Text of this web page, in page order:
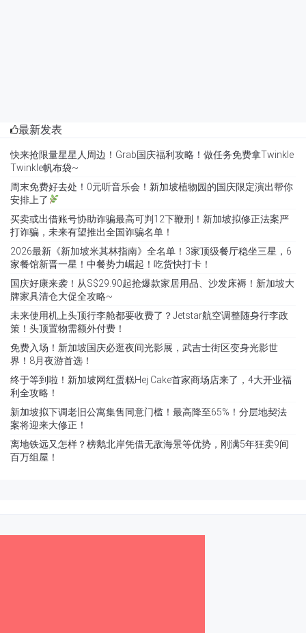
最新发表
快来抢限量星星人周边！Grab国庆福利攻略！做任务免费拿Twinkle
Twinkle帆布袋~
周末免费好去处！0元听音乐会！新加坡植物园的国庆限定演出帮你
安排上了
买卖或出借账号协助诈骗最高可判12下鞭刑！新加坡拟修正法案严
打诈骗，未来有望推出全国诈骗名单！
2026最新《新加坡米其林指南》全名单！3家顶级餐厅稳坐三星，6
家餐馆新晋一星！中餐势力崛起！吃货快打卡！
国庆好康来袭！从S$29.90起抢爆款家居用品、沙发床褥！新加坡大
牌家具清仓大促全攻略~
未来使用机上头顶行李舱都要收费了？Jetstar航空调整随身行李政
策！头顶置物需额外付费！
免费入场！新加坡国庆必逛夜间光影展，武吉士街区变身光影世
界！8月夜游首选！
终于等到啦！新加坡网红蛋糕Hej Cake首家商场店来了，4大开业福
利全攻略！
新加坡拟下调老旧公寓集售同意门槛！最高降至65%！分层地契法
案将迎来大修正！
离地铁远又怎样？榜鹅北岸凭借无敌海景等优势，刚满5年狂卖9间
百万组屋！